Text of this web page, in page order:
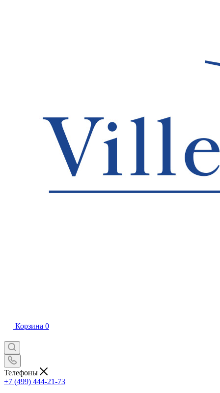
Корзина 0
Телефоны
+7 (499) 444-21-73